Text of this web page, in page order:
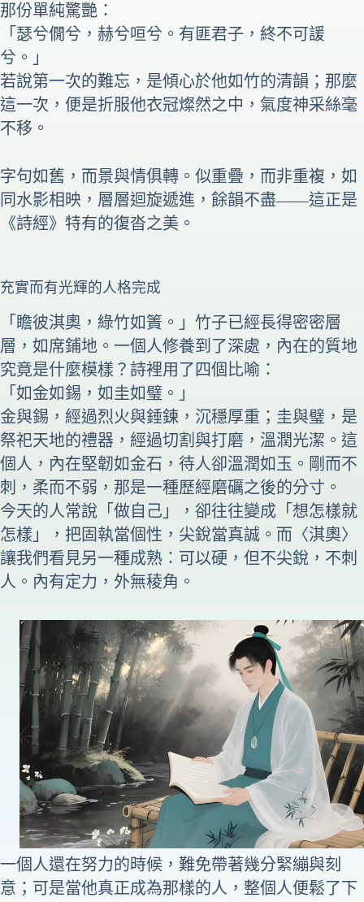
那份單純驚艷：
「瑟兮僩兮，赫兮咺兮。有匪君子，終不可諼
兮。」
若說第一次的難忘，是傾心於他如竹的清韻；那麼
這一次，便是折服他衣冠燦然之中，氣度神采絲毫
不移。
字句如舊，而景與情俱轉。似重疊，而非重複，如
同水影相映，層層迴旋遞進，餘韻不盡——這正是
《詩經》特有的復沓之美。
充實而有光輝的人格完成
「瞻彼淇奧，綠竹如簀。」竹子已經長得密密層
層，如席鋪地。一個人修養到了深處，內在的質地
究竟是什麼模樣？詩裡用了四個比喻：
「如金如錫，如圭如璧。」
金與錫，經過烈火與錘鍊，沉穩厚重；圭與璧，是
祭祀天地的禮器，經過切割與打磨，溫潤光潔。這
個人，內在堅韌如金石，待人卻溫潤如玉。剛而不
刺，柔而不弱，那是一種歷經磨礪之後的分寸。
今天的人常說「做自己」，卻往往變成「想怎樣就
怎樣」，把固執當個性，尖銳當真誠。而〈淇奧〉
讓我們看見另一種成熟：可以硬，但不尖銳，不刺
人。內有定力，外無稜角。
一個人還在努力的時候，難免帶著幾分緊繃與刻
意；可是當他真正成為那樣的人，整個人便鬆了下